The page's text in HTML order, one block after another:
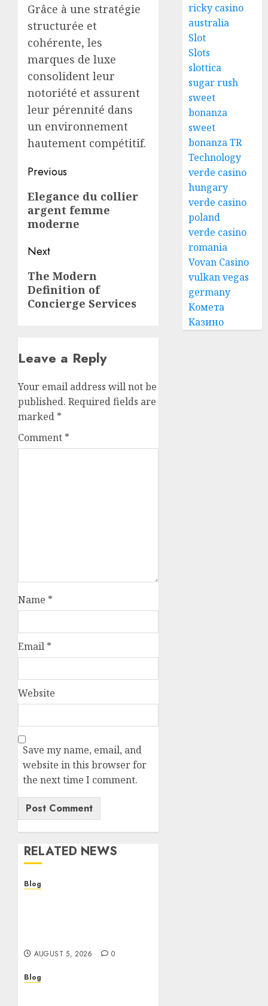
Grâce à une stratégie
structurée et
cohérente, les
marques de luxe
consolident leur
notoriété et assurent
leur pérennité dans
un environnement
hautement compétitif.
Post
navigation
Previous
Previous
post:
Elegance du collier
argent femme
moderne
Next
Next
post:
The Modern
Definition of
Concierge Services
Leave a Reply
Your email address will not be
published. Required fields are
marked *
Comment *
Name *
Email *
Website
Save my name, email, and
website in this browser for
the next time I comment.
RELATED NEWS
Blog
AUGUST 5, 2026 0
Blog
ricky casino
australia
Slot
Slots
slottica
sugar rush
sweet
bonanza
sweet
bonanza TR
Technology
verde casino
hungary
verde casino
poland
verde casino
romania
Vovan Casino
vulkan vegas
germany
Комета
Казино